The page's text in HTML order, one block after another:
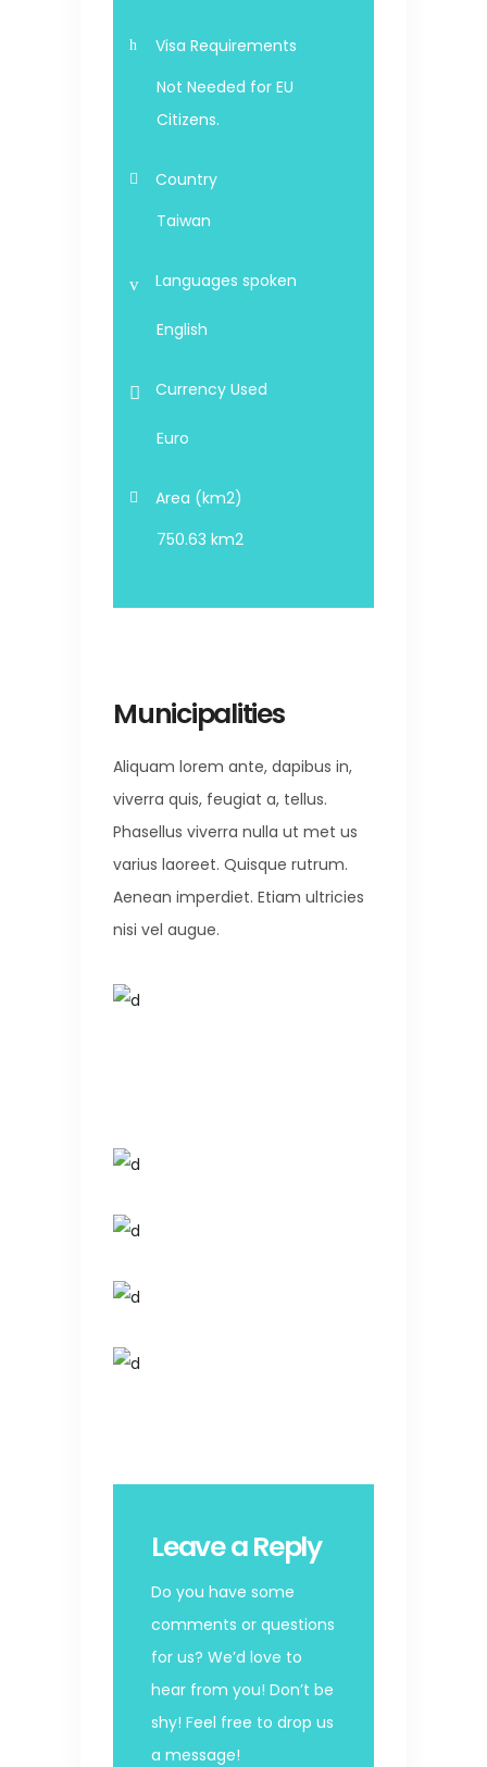
Visa Requirements
Not Needed for EU
Citizens.
Country
Taiwan
Languages spoken
English
Currency Used
Euro
Area (km2)
750.63 km2
Municipalities
Aliquam lorem ante, dapibus in,
viverra quis, feugiat a, tellus.
Phasellus viverra nulla ut met us
varius laoreet. Quisque rutrum.
Aenean imperdiet. Etiam ultricies
nisi vel augue.
Leave a Reply
Do you have some
comments or questions
for us? We’d love to
hear from you! Don’t be
shy! Feel free to drop us
a message!